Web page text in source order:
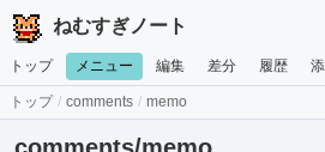
ねむすぎノート
トップ メニュー 編集 差分 履歴
トップ / comments / memo